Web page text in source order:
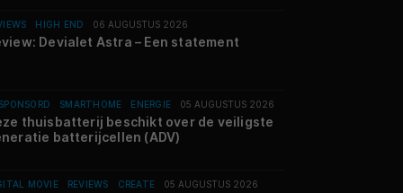
HIGH END 06 AUGUSTUS 2026
Devialet Astra – Een statement
SMARTHOME ENERGIE 05 AUGUSTUS 2026
thuisbatterij beschikt over de veiligste
batterijcellen (ADV)
MOVIE REVIEWS CREATE 05 AUGUSTUS 2026